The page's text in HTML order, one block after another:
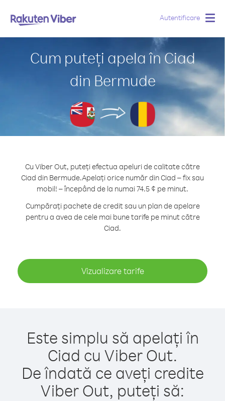
Autentificare
Cum puteți apela în Ciad
din Bermude
Cu Viber Out, puteți efectua apeluri de calitate către
Ciad din Bermude.Apelați orice număr din Ciad – fix sau
mobil! – începând de la numai 74.5 ¢ pe minut.
Cumpărați pachete de credit sau un plan de apelare
pentru a avea de cele mai bune tarife pe minut către
Ciad.
Vizualizare tarife
Este simplu să apelați în
Ciad cu Viber Out.
De îndată ce aveți credite
Viber Out, puteți să: